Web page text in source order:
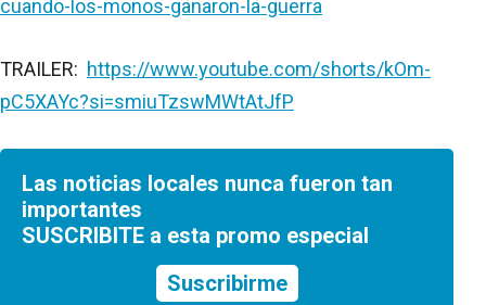
cuando-los-monos-ganaron-la-guerra
TRAILER: https://www.youtube.com/shorts/kOm-
pC5XAYc?si=smiuTzswMWtAtJfP
Las noticias locales nunca fueron tan
importantes
SUSCRIBITE a esta promo especial
Suscribirme